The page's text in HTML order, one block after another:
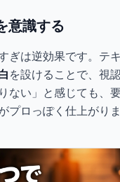
意識する
ぎは逆効果です。テ
を設けることで、視
ない」と感じても、
プロっぽく仕上がりま